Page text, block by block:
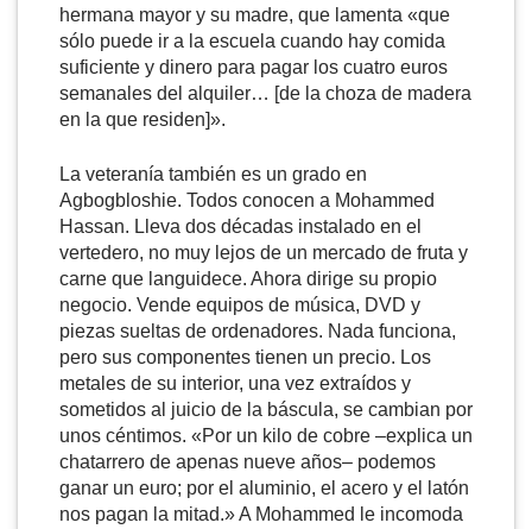
hermana mayor y su madre, que lamenta «que
sólo puede ir a la escuela cuando hay comida
suficiente y dinero para pagar los cuatro euros
semanales del alquiler… [de la choza de madera
en la que residen]».
La veteranía también es un grado en
Agbogbloshie. Todos conocen a Mohammed
Hassan. Lleva dos décadas instalado en el
vertedero, no muy lejos de un mercado de fruta y
carne que languidece. Ahora dirige su propio
negocio. Vende equipos de música, DVD y
piezas sueltas de ordenadores. Nada funciona,
pero sus componentes tienen un precio. Los
metales de su interior, una vez extraídos y
sometidos al juicio de la báscula, se cambian por
unos céntimos. «Por un kilo de cobre –explica un
chatarrero de apenas nueve años– podemos
ganar un euro; por el aluminio, el acero y el latón
nos pagan la mitad.» A Mohammed le incomoda